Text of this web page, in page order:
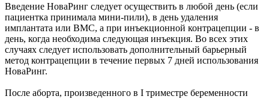
Введение НоваРинг следует осуществить в любой день (если
пациентка принимала мини-пили), в день удаления
имплантата или ВМС, а при инъекционной контрацепции - в
день, когда необходима следующая инъекция. Во всех этих
случаях следует использовать дополнительный барьерный
метод контрацепции в течение первых 7 дней использования
НоваРинг.
После аборта, произведенного в I триместре беременности